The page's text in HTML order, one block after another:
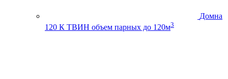
Домна
120 К ТВИН объем парных до 120м3